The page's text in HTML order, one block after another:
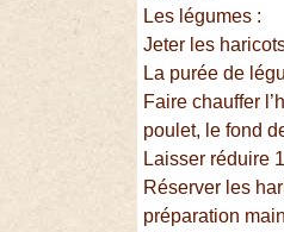
Les légumes :
Jeter les
La purée de
Faire chauffer
poulet, le fond
Laisser réduire
Réserver les
préparation